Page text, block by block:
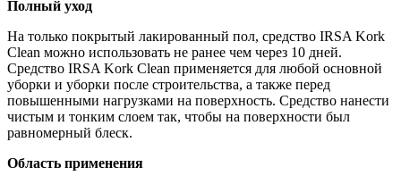
Полный уход
На только покрытый лакированный пол, средство IRSA Kork
Clean можно использовать не ранее чем через 10 дней.
Средство IRSA Kork Clean применяется для любой основной
уборки и уборки после строительства, а также перед
повышенными нагрузками на поверхность. Средство нанести
чистым и тонким слоем так, чтобы на поверхности был
равномерный блеск.
Область применения